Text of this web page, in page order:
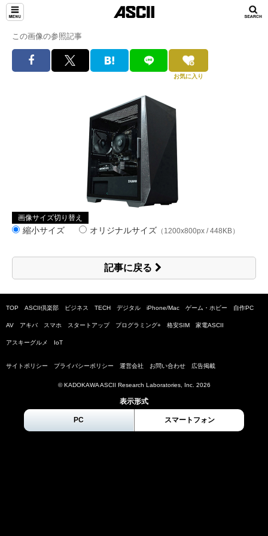
この画像の参照記事
お気に入り
画像サイズ切り替え
縮小サイズ オリジナルサイズ （1200x800px / 448KB）
記事に戻る
TOP ASCII倶楽部 ビジネス TECH デジタル iPhone/Mac ゲーム・ホビー 自作PC
AV アキバ スマホ スタートアップ プログラミング+ 格安SIM 家電ASCII
アスキーグルメ IoT
サイトポリシー プライバシーポリシー 運営会社 お問い合わせ 広告掲載
© KADOKAWA ASCII Research Laboratories, Inc. 2026
表示形式
PC スマートフォン